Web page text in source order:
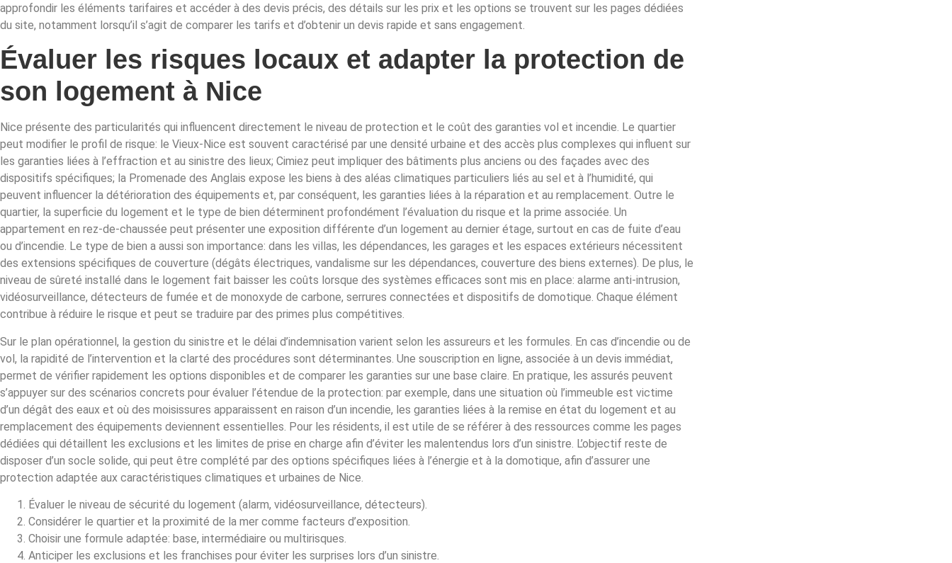
approfondir les éléments tarifaires et accéder à des devis précis, des détails sur les prix et les options se trouvent sur les pages dédiées
du site, notamment lorsqu’il s’agit de comparer les tarifs et d’obtenir un devis rapide et sans engagement.
Évaluer les risques locaux et adapter la protection de
son logement à Nice
Nice présente des particularités qui influencent directement le niveau de protection et le coût des garanties vol et incendie. Le quartier
peut modifier le profil de risque: le Vieux-Nice est souvent caractérisé par une densité urbaine et des accès plus complexes qui influent sur
les garanties liées à l’effraction et au sinistre des lieux; Cimiez peut impliquer des bâtiments plus anciens ou des façades avec des
dispositifs spécifiques; la Promenade des Anglais expose les biens à des aléas climatiques particuliers liés au sel et à l’humidité, qui
peuvent influencer la détérioration des équipements et, par conséquent, les garanties liées à la réparation et au remplacement. Outre le
quartier, la superficie du logement et le type de bien déterminent profondément l’évaluation du risque et la prime associée. Un
appartement en rez-de-chaussée peut présenter une exposition différente d’un logement au dernier étage, surtout en cas de fuite d’eau
ou d’incendie. Le type de bien a aussi son importance: dans les villas, les dépendances, les garages et les espaces extérieurs nécessitent
des extensions spécifiques de couverture (dégâts électriques, vandalisme sur les dépendances, couverture des biens externes). De plus, le
niveau de sûreté installé dans le logement fait baisser les coûts lorsque des systèmes efficaces sont mis en place: alarme anti-intrusion,
vidéosurveillance, détecteurs de fumée et de monoxyde de carbone, serrures connectées et dispositifs de domotique. Chaque élément
contribue à réduire le risque et peut se traduire par des primes plus compétitives.
Sur le plan opérationnel, la gestion du sinistre et le délai d’indemnisation varient selon les assureurs et les formules. En cas d’incendie ou de
vol, la rapidité de l’intervention et la clarté des procédures sont déterminantes. Une souscription en ligne, associée à un devis immédiat,
permet de vérifier rapidement les options disponibles et de comparer les garanties sur une base claire. En pratique, les assurés peuvent
s’appuyer sur des scénarios concrets pour évaluer l’étendue de la protection: par exemple, dans une situation où l’immeuble est victime
d’un dégât des eaux et où des moisissures apparaissent en raison d’un incendie, les garanties liées à la remise en état du logement et au
remplacement des équipements deviennent essentielles. Pour les résidents, il est utile de se référer à des ressources comme les pages
dédiées qui détaillent les exclusions et les limites de prise en charge afin d’éviter les malentendus lors d’un sinistre. L’objectif reste de
disposer d’un socle solide, qui peut être complété par des options spécifiques liées à l’énergie et à la domotique, afin d’assurer une
protection adaptée aux caractéristiques climatiques et urbaines de Nice.
Évaluer le niveau de sécurité du logement (alarm, vidéosurveillance, détecteurs).
Considérer le quartier et la proximité de la mer comme facteurs d’exposition.
Choisir une formule adaptée: base, intermédiaire ou multirisques.
Anticiper les exclusions et les franchises pour éviter les surprises lors d’un sinistre.